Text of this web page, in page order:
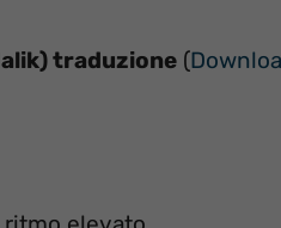
traduzione (